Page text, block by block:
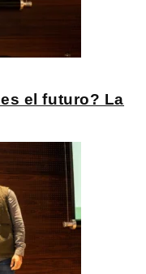
el futuro? La